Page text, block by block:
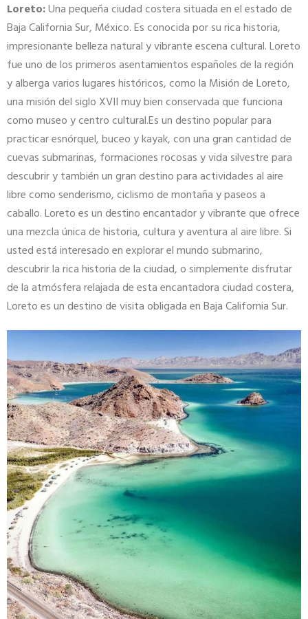
Loreto:Una pequeña ciudad costera situada en el estado de
Baja California Sur, México. Es conocida por su rica historia,
impresionante belleza natural y vibrante escena cultural. Loreto
fue uno de los primeros asentamientos españoles de la región
y alberga varios lugares históricos, como la Misión de Loreto,
una misión del siglo XVII muy bien conservada que funciona
como museo y centro cultural.Es un destino popular para
practicar esnórquel, buceo y kayak, con una gran cantidad de
cuevas submarinas, formaciones rocosas y vida silvestre para
descubrir y también un gran destino para actividades al aire
libre como senderismo, ciclismo de montaña y paseos a
caballo. Loreto es un destino encantador y vibrante que ofrece
una mezcla única de historia, cultura y aventura al aire libre. Si
usted está interesado en explorar el mundo submarino,
descubrir la rica historia de la ciudad, o simplemente disfrutar
de la atmósfera relajada de esta encantadora ciudad costera,
Loreto es un destino de visita obligada en Baja California Sur.